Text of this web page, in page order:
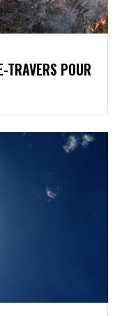
TRAVERS POUR